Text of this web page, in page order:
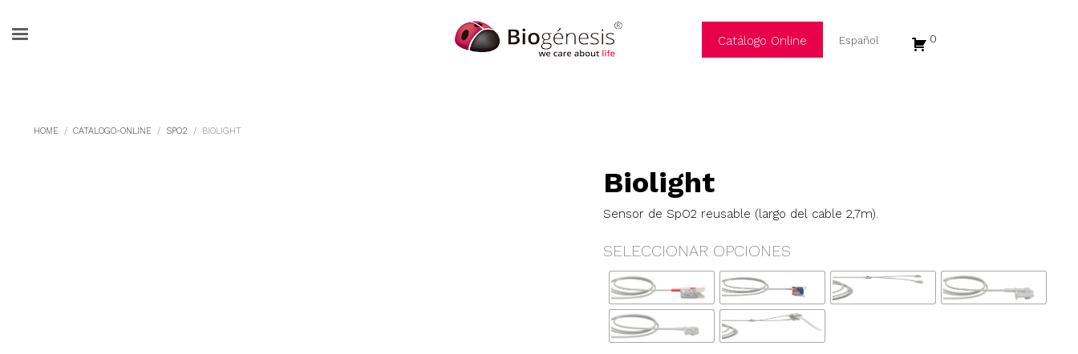
Catálogo Online 0
HOME CATALOGO-ONLINE SPO2 BIOLIGHT
Biolight
Sensor de SpO2 reusable (largo del cable 2,7m).
SELECCIONAR OPCIONES